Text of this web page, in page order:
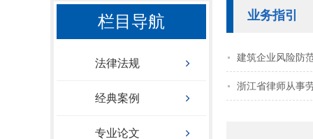
栏目导航
法律法规
经典案例
专业论文
业务指引
建筑企业风险防
浙江省律师从事